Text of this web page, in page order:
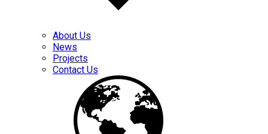
About Us
News
Projects
Contact Us